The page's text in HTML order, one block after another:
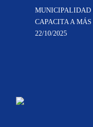
MUNICIPALIDAD
CAPACITA A
22/10/2025